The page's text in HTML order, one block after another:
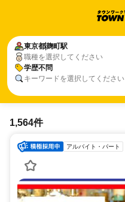
東京都麹町駅
職種を選択してください
学歴不問
キーワードを選択してください
1,564件
アルバイト・パート